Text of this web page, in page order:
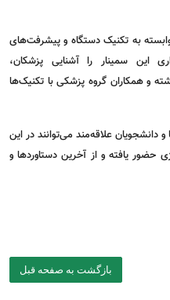
به تکنیک دستگاه و پیشرفت‌های
این سمینار را آشنایی پزشکان،
و همکاران گروه پزشکی با تکنیک‌ها
دانشجویان علاقه‌مند می‌توانند در این
حضور یافته و از آخرین دستاورد‌ها و
بازگشت به صفحه قبل